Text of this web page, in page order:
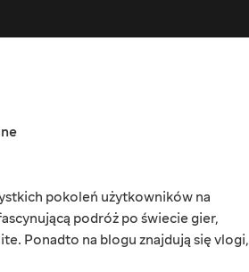
pokoleń użytkowników na
podróż po świecie gier,
Ponadto na blogu znajdują się vlogi,